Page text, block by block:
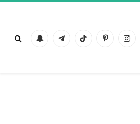
الانستغرامبينتيريستتيكتوك تيلقرام Snapchat